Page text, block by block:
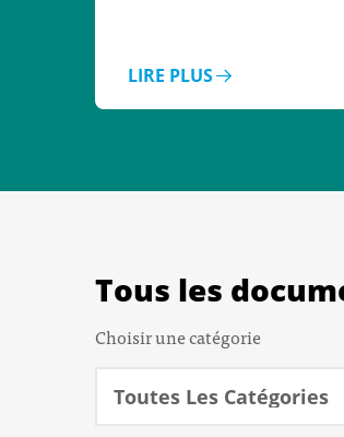
LIRE PLUS
Tous les
Choisir une catégorie